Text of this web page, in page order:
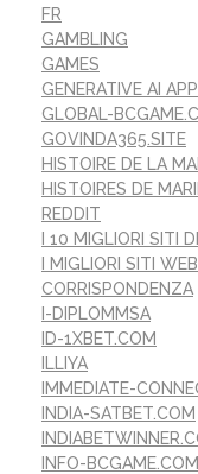
FR
GAMBLING
GAMES
GENERATIVE AI
GLOBAL-
GOVINDA365.SITE
HISTOIRE DE LA
HISTOIRES DE
REDDIT
I 10 MIGLIORI SITI
I MIGLIORI SITI
CORRISPONDENZA
I-DIPLOMMSA
ID-1XBET.COM
ILLIYA
IMMEDIATE-
INDIA-SATBET.COM
INFO-BCGAME.COM